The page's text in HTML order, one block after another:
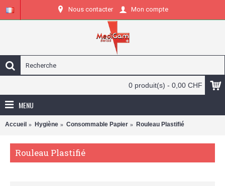
Nous contacter Mon compte
0 produit(s) - 0,00 CHF
MENU
Accueil Hygiène Consommable Papier Rouleau Plastifié
Rouleau Plastifié